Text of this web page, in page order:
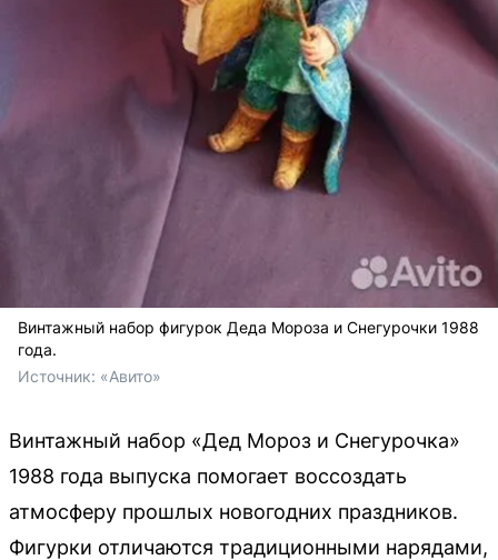
Винтажный набор фигурок Деда Мороза и Снегурочки 1988
года.
Источник: «Авито»
Винтажный набор «Дед Мороз и Снегурочка»
1988 года выпуска помогает воссоздать
атмосферу прошлых новогодних праздников.
Фигурки отличаются традиционными нарядами,